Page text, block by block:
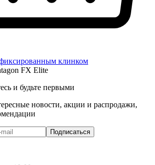
клинком
FX Elite
и будьте первыми
новости, акции и распродажи,
Подписаться